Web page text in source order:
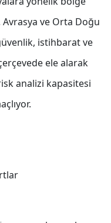
ve Orta Doğu
istihbarat ve
ele alarak
analizi kapasitesi